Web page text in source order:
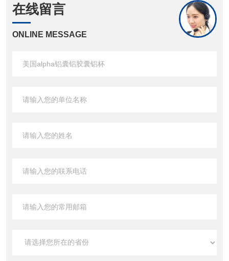
在线留言
ONLINE MESSAGE